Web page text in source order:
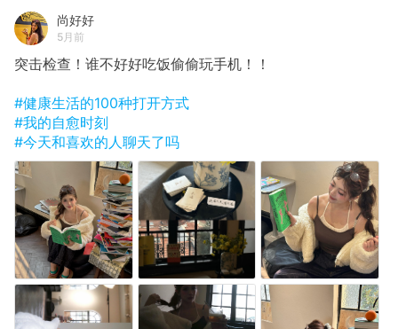
尚好好
5月前
突击检查！谁不好好吃饭偷偷玩手机！！
#健康生活的100种打开方式
#我的自愈时刻
#今天和喜欢的人聊天了吗